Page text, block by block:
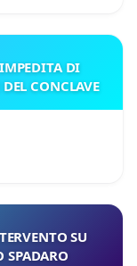
DI
CONCLAVE
SU